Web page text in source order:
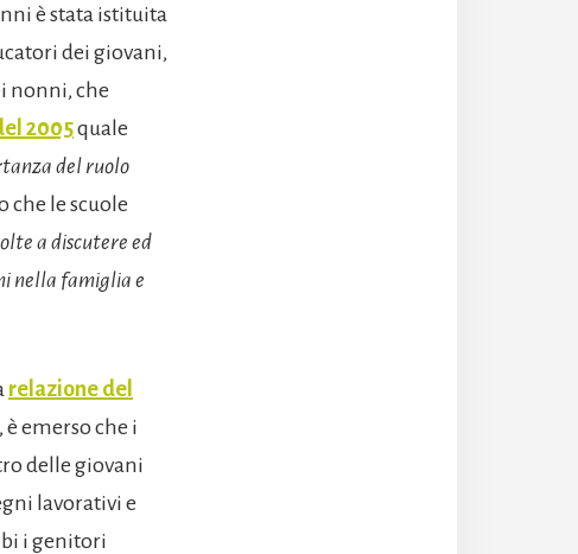
è stata istituita
dei giovani,
nonni, che
2005quale
del ruolo
che le scuole
a discutere ed
nella famiglia e
relazione del
emerso che i
delle giovani
lavorativi e
i genitori